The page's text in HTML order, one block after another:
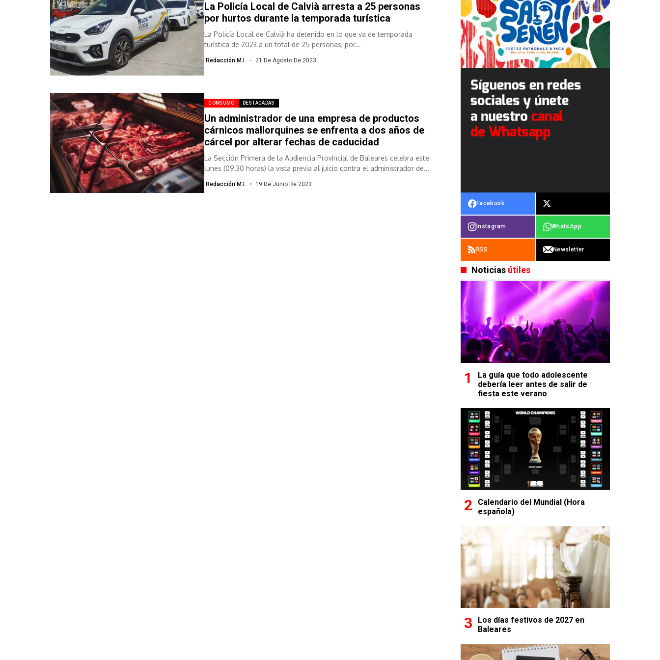
La Policía Local de Calvià arresta a 25 personas
por hurtos durante la temporada turística
La Policía Local de Calvià ha detenido en lo que va de temporada
turística de 2023 a un total de 25 personas, por...
Redacción M.I. 21 De Agosto De 2023
CONSUMO DESTACADAS
Un administrador de una empresa de productos
cárnicos mallorquines se enfrenta a dos años de
cárcel por alterar fechas de caducidad
La Sección Primera de la Audiencia Provincial de Baleares celebra este
lunes (09.30 horas) la vista previa al juicio contra el administrador de...
Redacción M.I. 19 De Junio De 2023
Facebook
Instagram WhatsApp
RSS Newsletter
Noticias útiles
La guía que todo adolescente
debería leer antes de salir de
fiesta este verano
Calendario del Mundial (Hora
española)
Los días festivos de 2027 en
Baleares